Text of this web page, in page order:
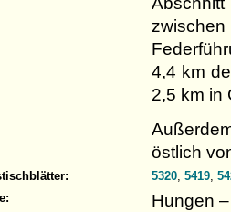
4,4 km
2,5 km in
östlich
5320, 5419,
Hungen